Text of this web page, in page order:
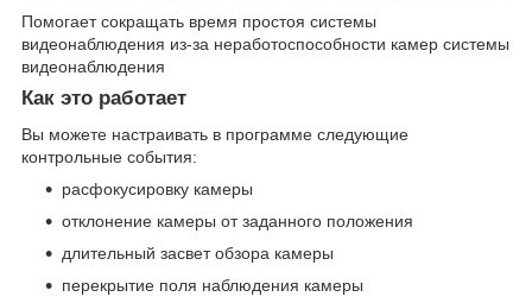
Помогает сокращать время простоя системы
видеонаблюдения из-за неработоспособности камер системы
видеонаблюдения
Как это работает
Вы можете настраивать в программе следующие
контрольные события:
расфокусировку камеры
отклонение камеры от заданного положения
длительный засвет обзора камеры
перекрытие поля наблюдения камеры